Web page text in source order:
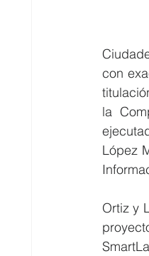
con
la
López
Ortiz y